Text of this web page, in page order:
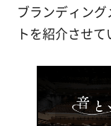
ブランディン
トを紹介させて